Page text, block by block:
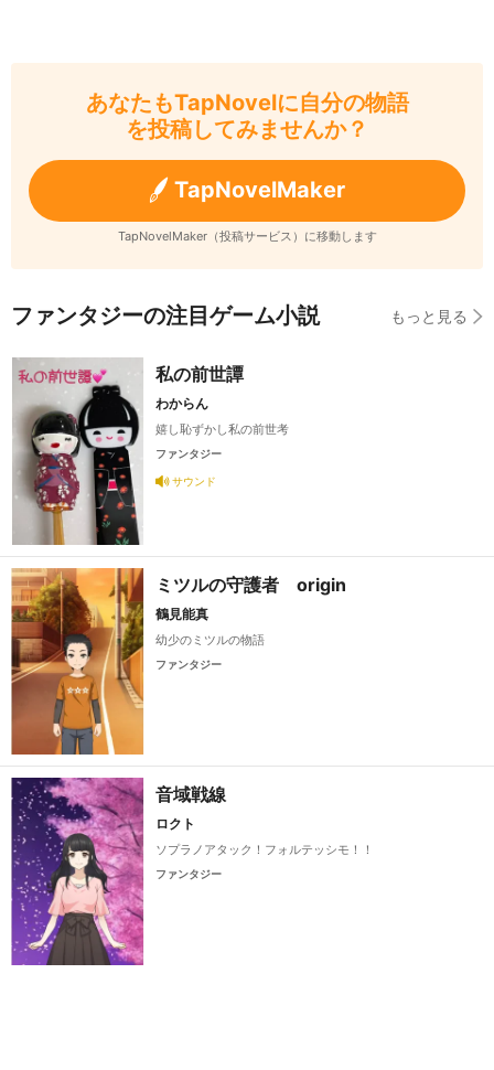
あなたもTapNovelに自分の物語
を投稿してみませんか？
TapNovelMaker
TapNovelMaker（投稿サービス）に移動します
ファンタジーの注目ゲーム小説 もっと見る
私の前世譚
わからん
嬉し恥ずかし私の前世考
ファンタジー
サウンド
ミツルの守護者 origin
鶴見能真
幼少のミツルの物語
ファンタジー
音域戦線
ロクト
ソプラノアタック！フォルテッシモ！！
ファンタジー